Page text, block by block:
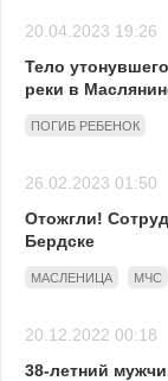
20.04.2023 19:26
Тело
реки в
ПОГИБ РЕБЕНОК
26.02.2023 01:50
Отожгли!
Бердске
МАСЛЕНИЦА МЧС
20.12.2022 00:18
38-летний